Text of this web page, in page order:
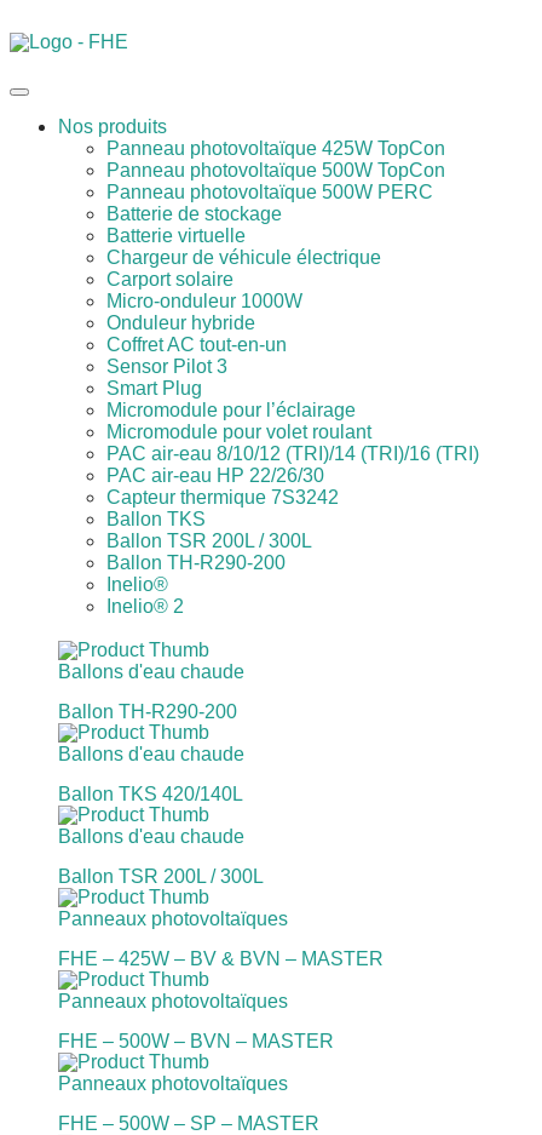
Nos produits
Panneau photovoltaïque 425W TopCon
Panneau photovoltaïque 500W TopCon
Panneau photovoltaïque 500W PERC
Batterie de stockage
Batterie virtuelle
Chargeur de véhicule électrique
Carport solaire
Micro-onduleur 1000W
Onduleur hybride
Coffret AC tout-en-un
Sensor Pilot 3
Smart Plug
Micromodule pour l’éclairage
Micromodule pour volet roulant
PAC air-eau 8/10/12 (TRI)/14 (TRI)/16 (TRI)
PAC air-eau HP 22/26/30
Capteur thermique 7S3242
Ballon TKS
Ballon TSR 200L / 300L
Ballon TH-R290-200
Inelio®
Inelio® 2
Ballons d'eau chaude
Ballon TH-R290-200
Ballons d'eau chaude
Ballon TKS 420/140L
Ballons d'eau chaude
Ballon TSR 200L / 300L
Panneaux photovoltaïques
FHE – 425W – BV & BVN – MASTER
Panneaux photovoltaïques
FHE – 500W – BVN – MASTER
Panneaux photovoltaïques
FHE – 500W – SP – MASTER